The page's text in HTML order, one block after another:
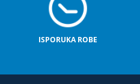
ISPORUKA ROBE